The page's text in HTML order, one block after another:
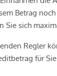
Betrag
Sie sich
Regler
für